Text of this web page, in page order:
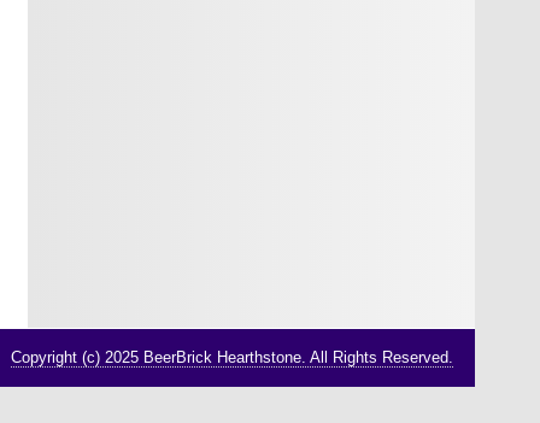
Copyright (c) 2025 BeerBrick Hearthstone. All Rights Reserved.